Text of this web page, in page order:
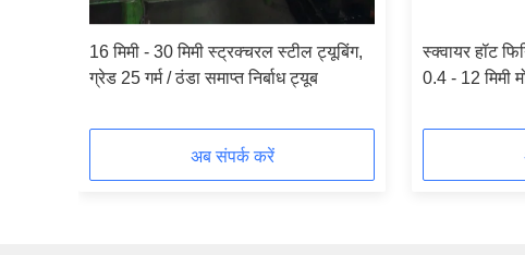
16 मिमी - 30 मिमी स्ट्रक्चरल स्टील ट्यूबिंग,
ग्रेड 25 गर्म / ठंडा समाप्त निर्बाध ट्यूब
अब संपर्क करें
स्क्वायर हॉट
0.4 - 12 मिमी